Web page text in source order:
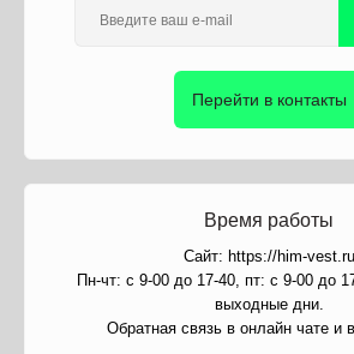
Перейти в контакты
Время работы
Сайт: https://him-vest.ru
Пн-чт: с 9-00 до 17-40, пт: с 9-00 до
выходные дни.
Обратная связь в онлайн чате и